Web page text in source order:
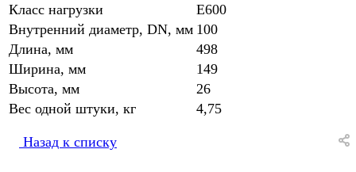
Класс нагрузки
E600
Внутренний диаметр, DN, мм 100
Длина, мм
498
Ширина, мм
149
Высота, мм
26
Вес одной штуки, кг
4,75
Назад к списку